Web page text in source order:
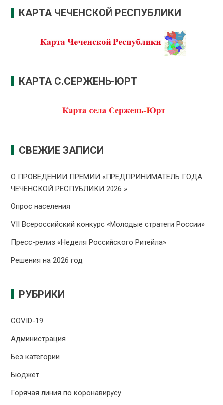
КАРТА ЧЕЧЕНСКОЙ РЕСПУБЛИКИ
КАРТА С.СЕРЖЕНЬ-ЮРТ
СВЕЖИЕ ЗАПИСИ
О ПРОВЕДЕНИИ ПРЕMИИ «ПРЕДПРИНИМАТЕЛЬ ГОДА
ЧЕЧЕНСКОЙ РЕСПУБЛИКИ 2026 »
Опрос населения
VII Всероссийский конкурс «Молодые стратеги России»
Пресс-релиз «Неделя Российского Ритейла»
Решения на 2026 год
РУБРИКИ
COVID-19
Администрация
Без категории
Бюджет
Горячая линия по коронавирусу